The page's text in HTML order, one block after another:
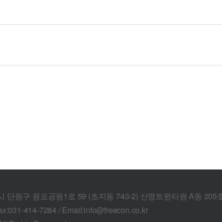
단원구 원포공원1로 59 (초지동 743-2) 신명트윈타원 A동 205
414-7284 / Email:info@freecon.co.kr